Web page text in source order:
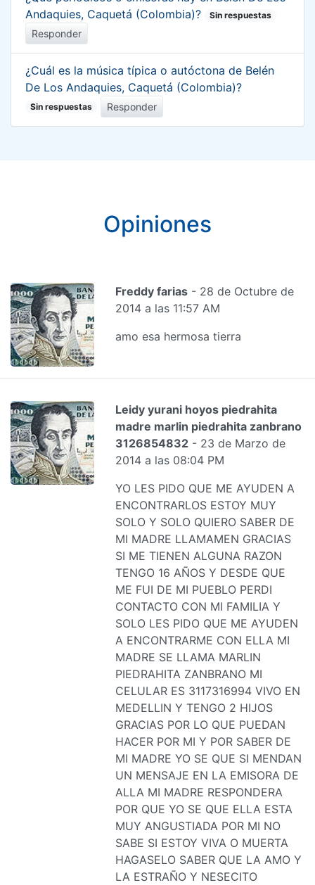
Andaquies, Caquetá (Colombia)?
Sin respuestas
Responder
¿Cuál es la música típica o autóctona de Belén
De Los Andaquies, Caquetá (Colombia)?
Sin respuestas Responder
Opiniones
Freddy farias - 28 de Octubre de
2014 a las 11:57 AM
amo esa hermosa tierra
Leidy yurani hoyos piedrahita
madre marlin piedrahita zanbrano
3126854832 - 23 de Marzo de
2014 a las 08:04 PM
YO LES PIDO QUE ME AYUDEN A
ENCONTRARLOS ESTOY MUY
SOLO Y SOLO QUIERO SABER DE
MI MADRE LLAMAMEN GRACIAS
SI ME TIENEN ALGUNA RAZON
TENGO 16 AÑOS Y DESDE QUE
ME FUI DE MI PUEBLO PERDI
CONTACTO CON MI FAMILIA Y
SOLO LES PIDO QUE ME AYUDEN
A ENCONTRARME CON ELLA MI
MADRE SE LLAMA MARLIN
PIEDRAHITA ZANBRANO MI
CELULAR ES 3117316994 VIVO EN
MEDELLIN Y TENGO 2 HIJOS
GRACIAS POR LO QUE PUEDAN
HACER POR MI Y POR SABER DE
MI MADRE YO SE QUE SI MENDAN
UN MENSAJE EN LA EMISORA DE
ALLA MI MADRE RESPONDERA
POR QUE YO SE QUE ELLA ESTA
MUY ANGUSTIADA POR MI NO
SABE SI ESTOY VIVA O MUERTA
HAGASELO SABER QUE LA AMO Y
LA ESTRAÑO Y NESECITO